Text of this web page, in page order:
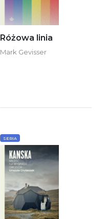
Różowa linia
Mark Gevisser
SERIA